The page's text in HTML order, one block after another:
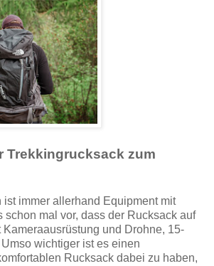
Trekkingrucksack zum
ist immer allerhand Equipment mit
schon mal vor, dass der Rucksack auf
Kameraausrüstung und Drohne, 15-
wichtiger ist es einen
Rucksack dabei zu haben,